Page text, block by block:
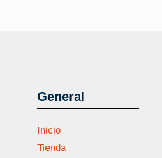
General
Inicio
Tienda